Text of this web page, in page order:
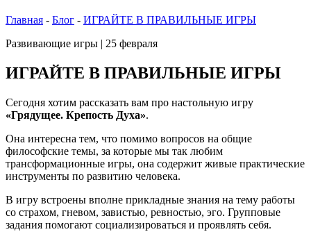
Главная - Блог - ИГРАЙТЕ В ПРАВИЛЬНЫЕ ИГРЫ
Развивающие игры | 25 февраля
ИГРАЙТЕ В ПРАВИЛЬНЫЕ ИГРЫ
Сегодня хотим рассказать вам про настольную игру
«Грядущее. Крепость Духа».
Она интересна тем, что помимо вопросов на общие
философские темы, за которые мы так любим
трансформационные игры, она содержит живые практические
инструменты по развитию человека.
В игру встроены вполне прикладные знания на тему работы
со страхом, гневом, завистью, ревностью, эго. Групповые
задания помогают социализироваться и проявлять себя.